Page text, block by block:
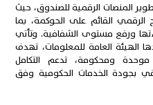
المنصات الرقمية للصندوق، حيث
الرقمي القائم على الحوكمة، بما
ورفع مستوى الشفافية. وتأتي
العامة للمعلومات، تهدف
ومحكومة، تدعم التكامل
بجودة الخدمات الحكومية وفق